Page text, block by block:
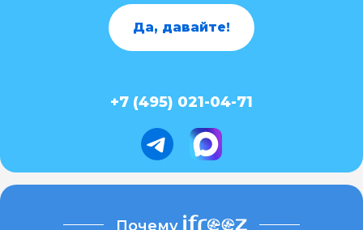
Да, давайте!
+7 (495) 021-04-71
Почему